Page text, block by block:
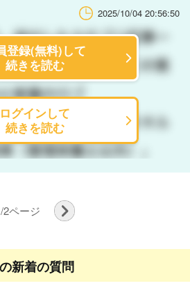
2025/10/04 20:56:50
登録(無料)して
続きを読む
ログインして
続きを読む
/2ページ
新着の質問